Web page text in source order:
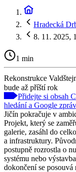
Hradecká
8. 11. 2025,
1 min
Rekonstrukce
bude až příští rok
Přidejte si obsah
hledání a Google
Jičín pokračuje v
Projekt, který se
galerie, zasáhl do
a infrastruktury.
postupně rozrostla o
systému nebo
dokončení se posouvá